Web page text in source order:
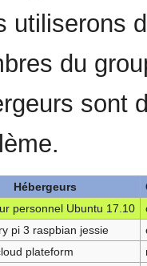
utiliserons
du
sont
Hébergeurs
personnel Ubuntu 17.10
pi 3 raspbian jessie
plateform